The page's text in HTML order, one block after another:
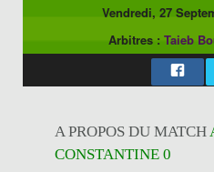
Vendredi, 27
Arbitres : Taieb
A PROPOS DU MATCH
CONSTANTINE 0